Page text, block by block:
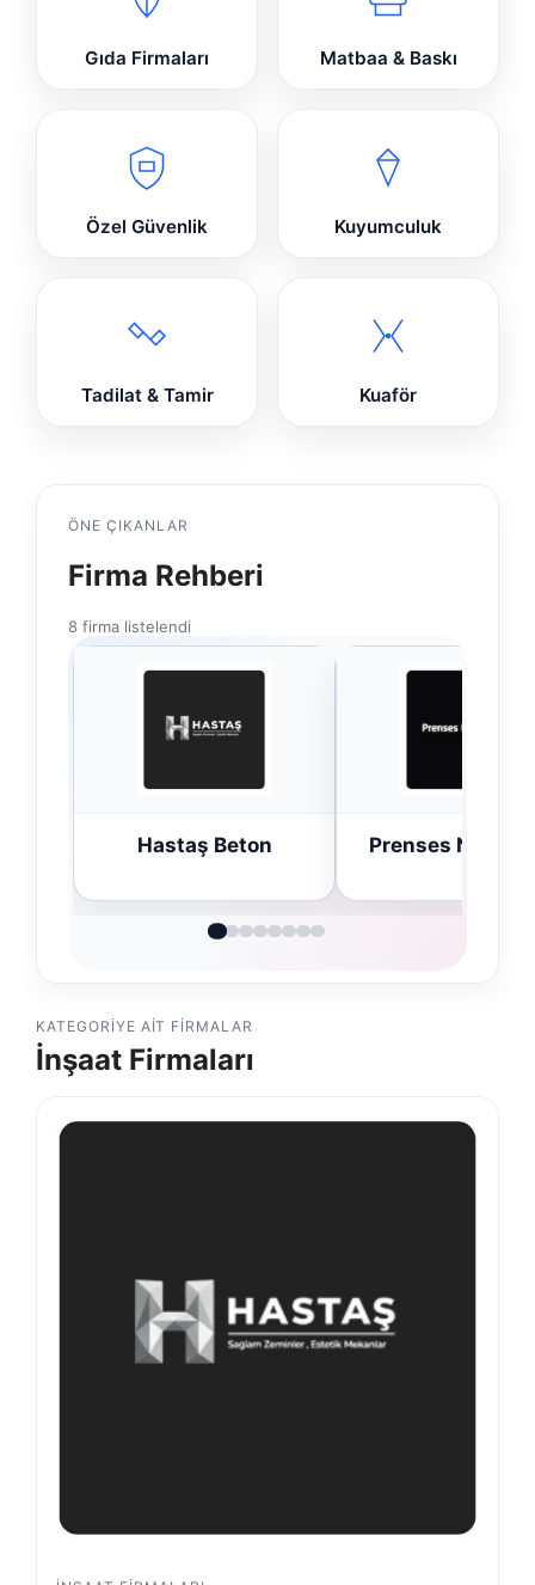
Gıda Firmaları Matbaa & Baskı
Özel Güvenlik Kuyumculuk
Tadilat & Tamir Kuaför
ÖNE ÇIKANLAR
Firma Rehberi
8 firma listelendi
Prenses Night Club
Enes Kaplan
KATEGORIYE AIT FIRMALAR
İnşaat Firmaları